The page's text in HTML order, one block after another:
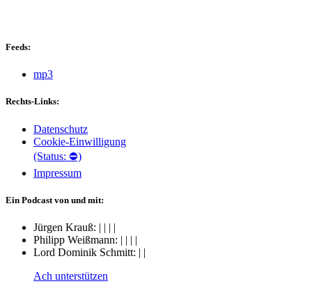
Feeds:
mp3
Rechts-Links:
Datenschutz
Cookie-Einwilligung
(Status: ⛔)
Impressum
Ein Podcast von und mit:
Jürgen Krauß: | | | |
Philipp Weißmann: | | | |
Lord Dominik Schmitt: | |
Ach unterstützen